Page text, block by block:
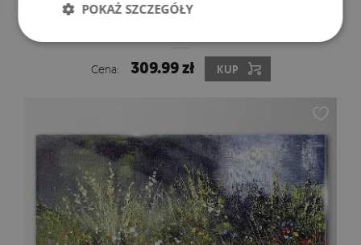
Cena: 309.99 zł KUP
POKAŻ SZCZEGÓŁY